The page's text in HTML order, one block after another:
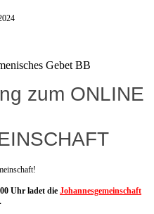
zum ONLINE
Uhr ladet die Johannesgemeinschaft